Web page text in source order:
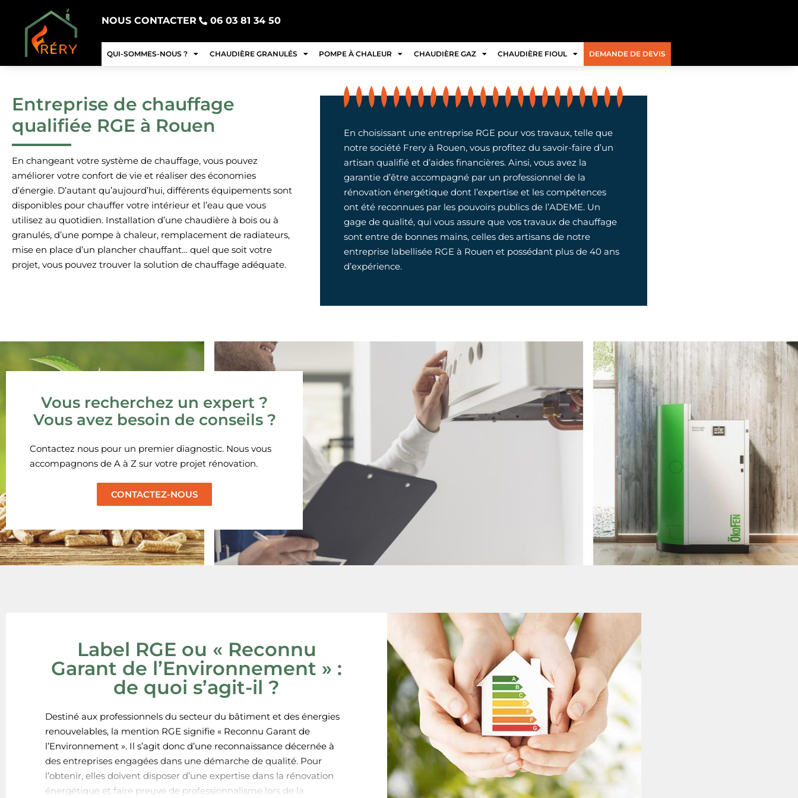
NOUS CONTACTER 06 03 81 34 50
QUI-SOMMES-NOUS ? CHAUDIÈRE GRANULÉS POMPE À CHALEUR CHAUDIÈRE GAZ CHAUDIÈRE FIOUL DEMANDE DE DEVIS
Entreprise de chauffage
qualifiée RGE à Rouen
En changeant votre système de chauffage, vous pouvez
améliorer votre confort de vie et réaliser des économies
d’énergie. D’autant qu’aujourd’hui, différents équipements sont
disponibles pour chauffer votre intérieur et l’eau que vous
utilisez au quotidien. Installation d’une chaudière à bois ou à
granulés, d’une pompe à chaleur, remplacement de radiateurs,
mise en place d’un plancher chauffant… quel que soit votre
projet, vous pouvez trouver la solution de chauffage adéquate.
En choisissant une entreprise RGE pour vos travaux, telle que
notre société Frery à Rouen, vous profitez du savoir-faire d’un
artisan qualifié et d’aides financières. Ainsi, vous avez la
garantie d’être accompagné par un professionnel de la
rénovation énergétique dont l’expertise et les compétences
ont été reconnues par les pouvoirs publics de l’ADEME. Un
gage de qualité, qui vous assure que vos travaux de chauffage
sont entre de bonnes mains, celles des artisans de notre
entreprise labellisée RGE à Rouen et possédant plus de 40 ans
d’expérience.
Vous recherchez un expert ?
Vous avez besoin de conseils ?
Contactez nous pour un premier diagnostic. Nous vous
accompagnons de A à Z sur votre projet rénovation.
CONTACTEZ-NOUS
Label RGE ou « Reconnu
Garant de l’Environnement » :
de quoi s’agit-il ?
Destiné aux professionnels du secteur du bâtiment et des énergies
renouvelables, la mention RGE signifie « Reconnu Garant de
l’Environnement ». Il s’agit donc d’une reconnaissance décernée à
des entreprises engagées dans une démarche de qualité. Pour
l’obtenir, elles doivent disposer d’une expertise dans la rénovation
énergétique et faire preuve de professionnalisme lors de la